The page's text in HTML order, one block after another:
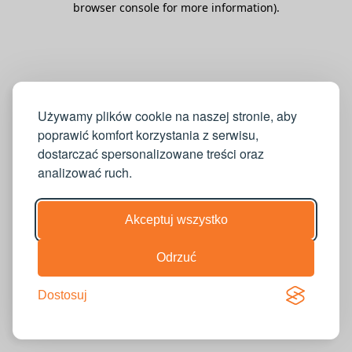
Używamy plików cookie na naszej stronie, aby
poprawić komfort korzystania z serwisu,
dostarczać spersonalizowane treści oraz
analizować ruch.
Akceptuj wszystko
Odrzuć
Dostosuj
browser console for more information).